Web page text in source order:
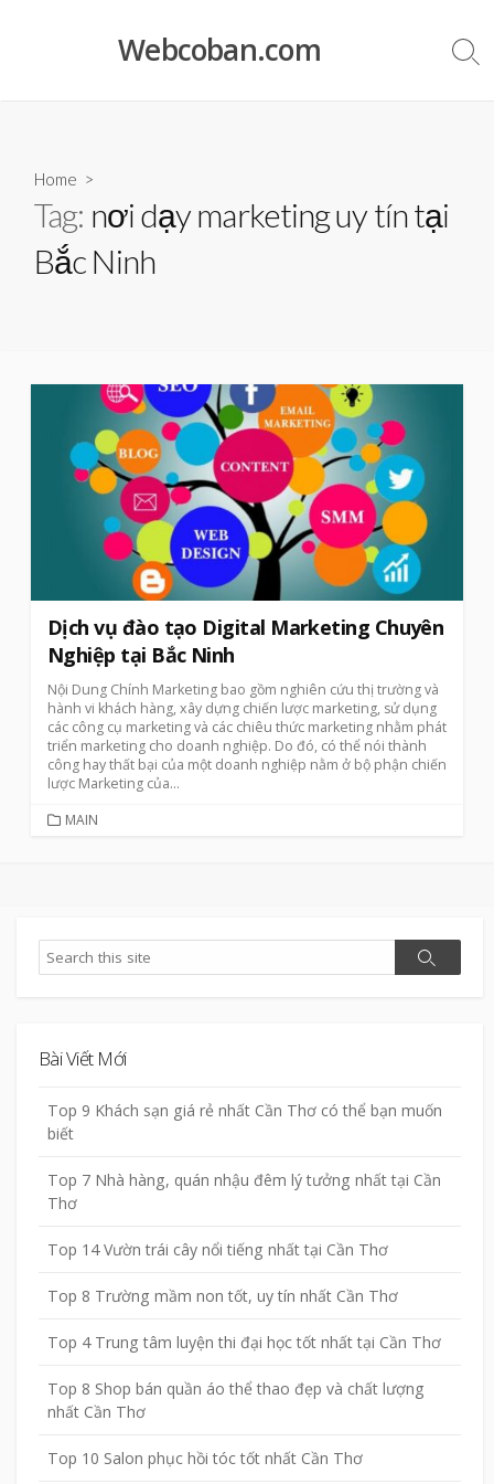
Webcoban.com
Home >
Tag: nơi dạy marketing uy tín tại
Bắc Ninh
Dịch vụ đào tạo Digital Marketing Chuyên
Nghiệp tại Bắc Ninh
Nội Dung Chính Marketing bao gồm nghiên cứu thị trường và
hành vi khách hàng, xây dựng chiến lược marketing, sử dụng
các công cụ marketing và các chiêu thức marketing nhằm phát
triển marketing cho doanh nghiệp. Do đó, có thể nói thành
công hay thất bại của một doanh nghiệp nằm ở bộ phận chiến
lược Marketing của...
CATEGORIES
MAIN
Search
Search
Bài Viết Mới
Top 9 Khách sạn giá rẻ nhất Cần Thơ có thể bạn muốn
biết
Top 7 Nhà hàng, quán nhậu đêm lý tưởng nhất tại Cần
Thơ
Top 14 Vườn trái cây nổi tiếng nhất tại Cần Thơ
Top 8 Trường mầm non tốt, uy tín nhất Cần Thơ
Top 4 Trung tâm luyện thi đại học tốt nhất tại Cần Thơ
Top 8 Shop bán quần áo thể thao đẹp và chất lượng
nhất Cần Thơ
Top 10 Salon phục hồi tóc tốt nhất Cần Thơ